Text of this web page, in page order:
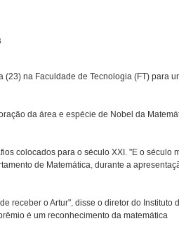
(23) na Faculdade de Tecnologia (FT) para
da área e espécie de Nobel da
colocados para o século XXI. "E o século
de Matemática, durante a
receber o Artur", disse o diretor do Instituto
é um reconhecimento da matemática